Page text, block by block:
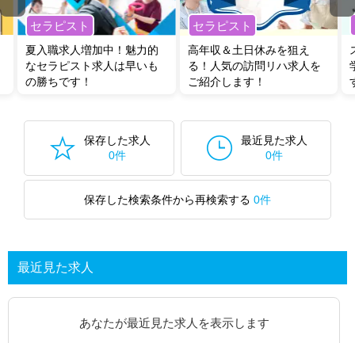
セラピスト
夏入職求人増加中！魅力的
なセラピスト求人は早いも
の勝ちです！
セラピスト
高年収＆土日休みを狙え
る！人気の訪問リハ求人を
ご紹介します！
保存した求人
0件
最近見た求人
0件
保存した検索条件から再検索する 0件
最近見た求人
あなたが最近見た求人を表示します